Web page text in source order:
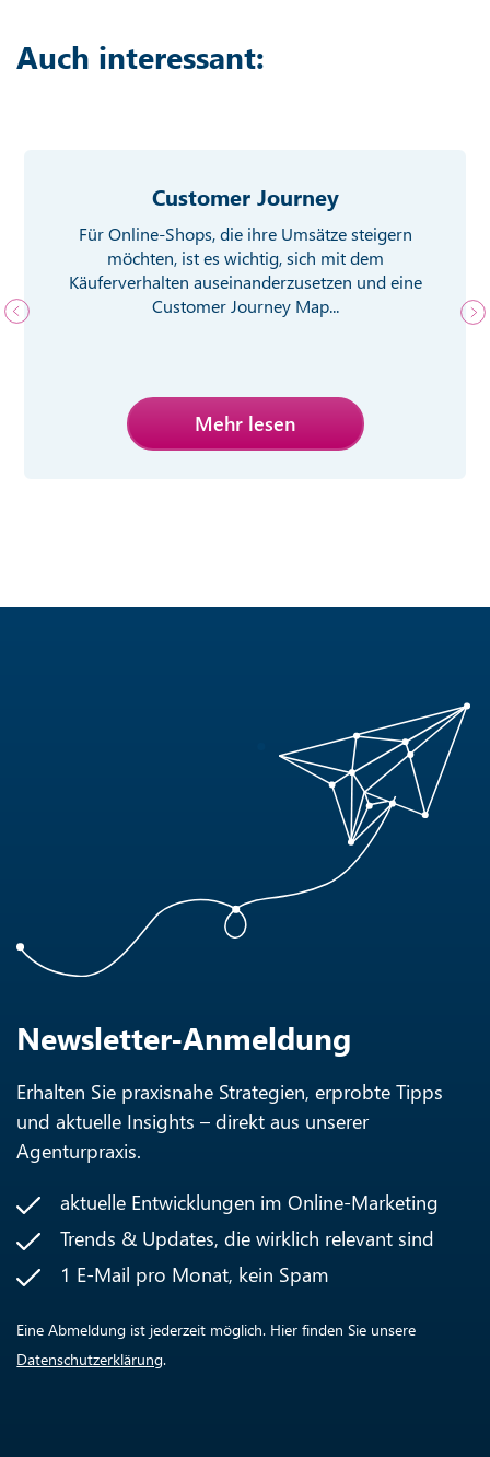
Auch interessant:
Customer Journey
Für Online-Shops, die ihre Umsätze steigern
möchten, ist es wichtig, sich mit dem
Käuferverhalten auseinanderzusetzen und eine
Customer Journey Map...
Mehr lesen
Newsletter-Anmeldung
Erhalten Sie praxisnahe Strategien, erprobte Tipps
und aktuelle Insights – direkt aus unserer
Agenturpraxis.
aktuelle Entwicklungen im Online-Marketing
Trends & Updates, die wirklich relevant sind
1 E-Mail pro Monat, kein Spam
Eine Abmeldung ist jederzeit möglich. Hier finden Sie unsere
Datenschutzerklärung.